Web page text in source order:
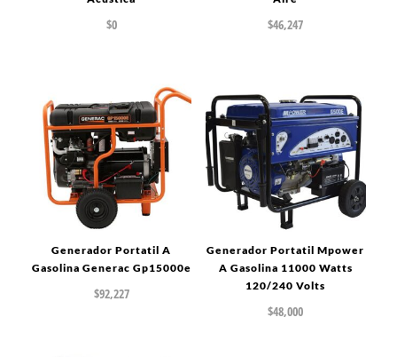
$0 $46,247
Generador Portatil A
Gasolina Generac Gp15000e
$92,227
Generador Portatil Mpower
A Gasolina 11000 Watts
120/240 Volts
$48,000